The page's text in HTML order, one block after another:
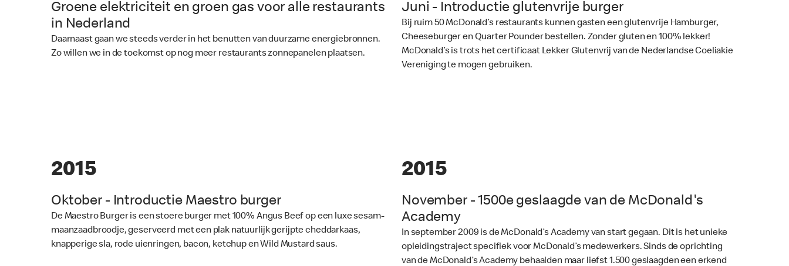
Groene elektriciteit en groen gas voor alle restaurants
in Nederland
Daarnaast gaan we steeds verder in het benutten van duurzame energiebronnen.
Zo willen we in de toekomst op nog meer restaurants zonnepanelen plaatsen.
Juni - Introductie glutenvrije burger
Bij ruim 50 McDonald’s restaurants kunnen gasten een glutenvrije Hamburger,
Cheeseburger en Quarter Pounder bestellen. Zonder gluten en 100% lekker!
McDonald’s is trots het certificaat Lekker Glutenvrij van de Nederlandse Coeliakie
Vereniging te mogen gebruiken.
2015
Oktober - Introductie Maestro burger
De Maestro Burger is een stoere burger met 100% Angus Beef op een luxe sesam-
maanzaadbroodje, geserveerd met een plak natuurlijk gerijpte cheddarkaas,
knapperige sla, rode uienringen, bacon, ketchup en Wild Mustard saus.
2015
November - 1500e geslaagde van de McDonald's
Academy
In september 2009 is de McDonald’s Academy van start gegaan. Dit is het unieke
opleidingstraject specifiek voor McDonald’s medewerkers. Sinds de oprichting
van de McDonald’s Academy behaalden maar liefst 1.500 geslaagden een erkend